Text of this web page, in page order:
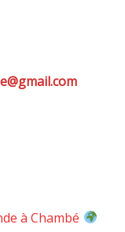
à Chambé